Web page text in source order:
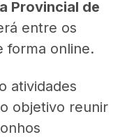
Provincial de
entre os
forma online.
atividades
objetivo reunir